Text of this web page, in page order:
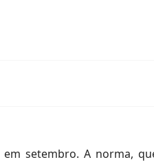
em setembro. A norma,